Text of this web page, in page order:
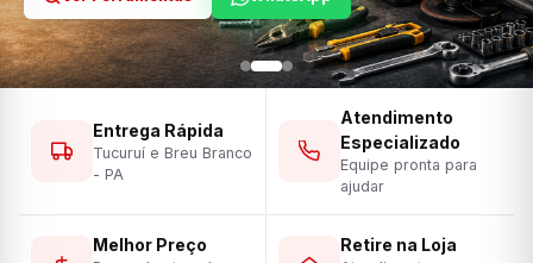
Entrega Rápida
Tucuruí e Breu Branco
- PA
Atendimento
Especializado
Equipe pronta para
ajudar
Melhor Preço Retire na Loja